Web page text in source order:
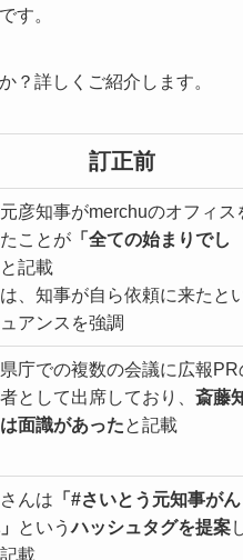
す。
？詳しくご紹介します。
訂正前
彦知事がmerchuのオフィス
ことが 「全ての始まりでし
と記載
、知事が自ら依頼に来たと
アンスを強調
庁での複数の会議に広報PR
として出席しており、斎藤
面識があったと記載
んは 「#さいとう元知事がん
というハッシュタグを提案
載